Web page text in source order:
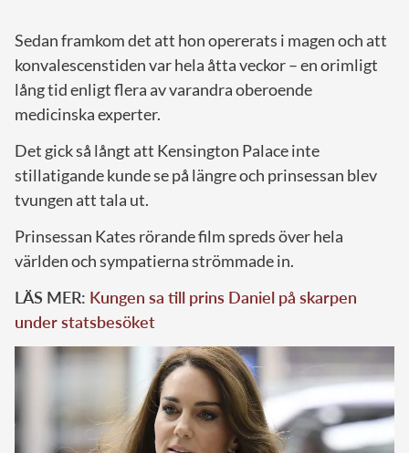
Sedan framkom det att hon opererats i magen och att
konvalescenstiden var hela åtta veckor – en orimligt
lång tid enligt flera av varandra oberoende
medicinska experter.
Det gick så långt att Kensington Palace inte
stillatigande kunde se på längre och prinsessan blev
tvungen att tala ut.
Prinsessan Kates rörande film spreds över hela
världen och sympatierna strömmade in.
LÄS MER: Kungen sa till prins Daniel på skarpen
under statsbesöket